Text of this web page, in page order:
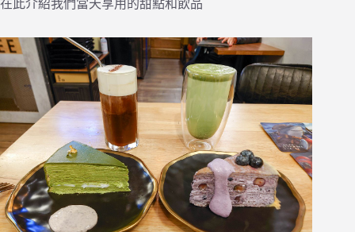
在此介紹我們當天享用的甜點和飲品